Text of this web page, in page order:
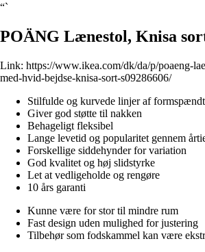
“`
POÄNG Lænestol, Knisa
Link: https://www.ikea.com/dk/da/p/poaeng-
med-hvid-bejdse-knisa-sort-s09286606/
Stilfulde og kurvede linjer af
Giver god støtte til nakken
Behageligt fleksibel
Lange levetid og popularitet gennem
Forskellige siddehynder for variation
God kvalitet og høj slidstyrke
Let at vedligeholde og rengøre
10 års garanti
Kunne være for stor til mindre rum
Fast design uden mulighed for justering
Tilbehør som fodskammel kan være